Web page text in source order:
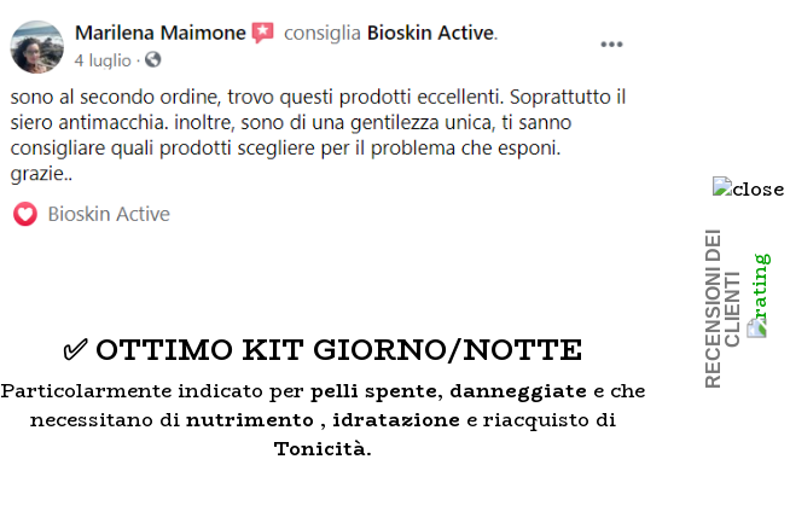
✅ OTTIMO KIT GIORNO/NOTTE
Particolarmente indicato per pelli spente, danneggiate e che
necessitano di nutrimento , idratazione e riacquisto di
Tonicità.
R
E
C
E
N
S
I
ON
I
D
E
I
C
L
I
E
N
TI